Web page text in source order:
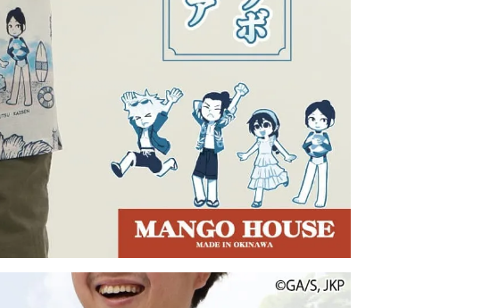
また、16,500円（税込）以上のお買い上げで送料無料で
急いでいます。いつ発送されますか？